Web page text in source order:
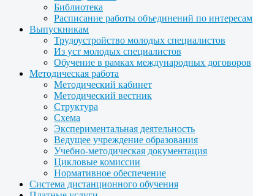
Библиотека
Расписание работы объединений по интересам
Выпускникам
Трудоустройство молодых специалистов
Из уст молодых специалистов
Обучение в рамках международных договоров
Методическая работа
Методический кабинет
Методический вестник
Структура
Схема
Экспериментальная деятельность
Ведущее учреждение образования
Учебно-методическая документация
Цикловые комиссии
Нормативное обеспечение
Система дистанционного обучения